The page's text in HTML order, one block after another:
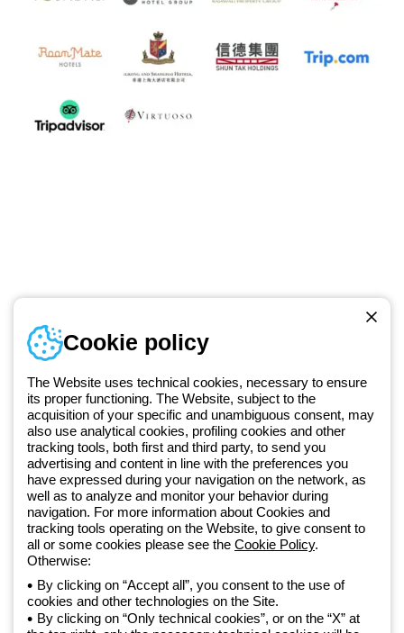
Od 2025 roku firma Beghelli jest częścią Grupy GEWISS, działając w
ramach ekosystemu GEWISS LightZone, w którym tworzymy
zintegrowane rozwiązania oświetleniowe, przekształcające
złożoność w prostotę oraz wspierające profesjonalistów i
użytkowników w realizacji ich potrzeb.Dowiedz się więcej o GEWISS
Numer telefonu
Od poniedziałku do piątku w godzinach 8:00 do 16:00
+48 32 422 55 79
Polityka prywatności
Polityka cookies
Cookie policy
The Website uses technical cookies, necessary to ensure
its proper functioning. The Website, subject to the
acquisition of your specific and unambiguous consent, may
also use analytical cookies, profiling cookies and other
tracking tools, both first and third party, to send you
advertising and content in line with the preferences you
have expressed during your navigation on the network, as
well as to analyze and monitor your behavior during
navigation. For more information about Cookies and
tracking tools operating on the Website, to give consent to
all or some cookies please see the Cookie Policy.
Otherwise:
By clicking on “Accept all”, you consent to the use of
cookies and other technologies on the Site.
By clicking on “Only technical cookies”, or on the “X” at